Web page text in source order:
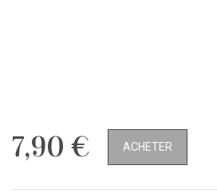
7,90 € ACHETER